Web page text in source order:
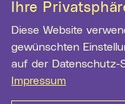
Ihre
Diese Website verwendet Cookies. Bitte wählen Sie Ihre
gewünschten
auf der Datenschutz-
Impressum
Anmelden
Kontakt